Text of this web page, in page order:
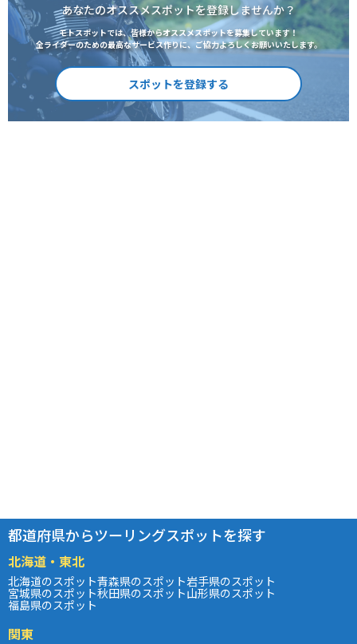
あなたのオススメスポットを登録しませんか？
モトスポットでは、皆様からオススメスポットを募集しています！
全ライダーのための最高なサービス作りに、ご協力よろしくお願いいたします。
スポットを登録する
都道府県からツーリングスポットを探す
北海道・東北
北海道のスポット青森県のスポット岩手県のスポット
宮城県のスポット秋田県のスポット山形県のスポット
福島県のスポット
関東